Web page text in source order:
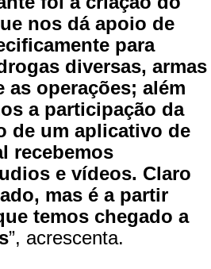
nos dá apoio de
para
diversas, armas
as operações; além
a participação da
de um aplicativo de
recebemos
e vídeos. Claro
mas é a partir
temos chegado a
”, acrescenta.